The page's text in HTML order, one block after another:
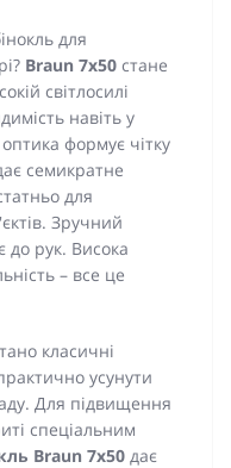
для
Braun 7x50 стане
світлосилі
навіть у
оптика формує чітку
семикратне
для
Зручний
до рук. Висока
– все це
класичні
усунути
Для підвищення
спеціальним
Braun 7x50 дає